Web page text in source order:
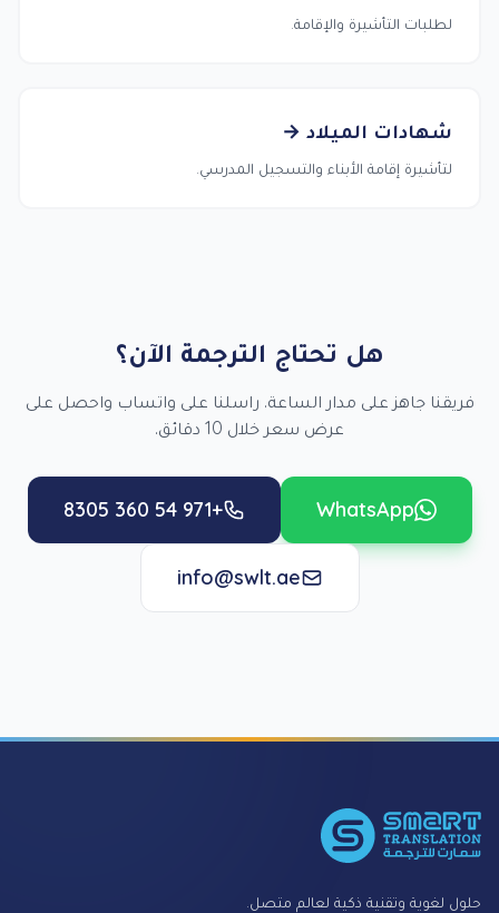
لطلبات التأشيرة والإقامة.
شهادات الميلاد →
لتأشيرة إقامة الأبناء والتسجيل المدرسي.
هل تحتاج الترجمة الآن؟
فريقنا جاهز على مدار الساعة. راسلنا على واتساب واحصل على
عرض سعر خلال 10 دقائق.
WhatsApp
+971 54 360 8305
info@swlt.ae
حلول لغوية وتقنية ذكية لعالم متصل.